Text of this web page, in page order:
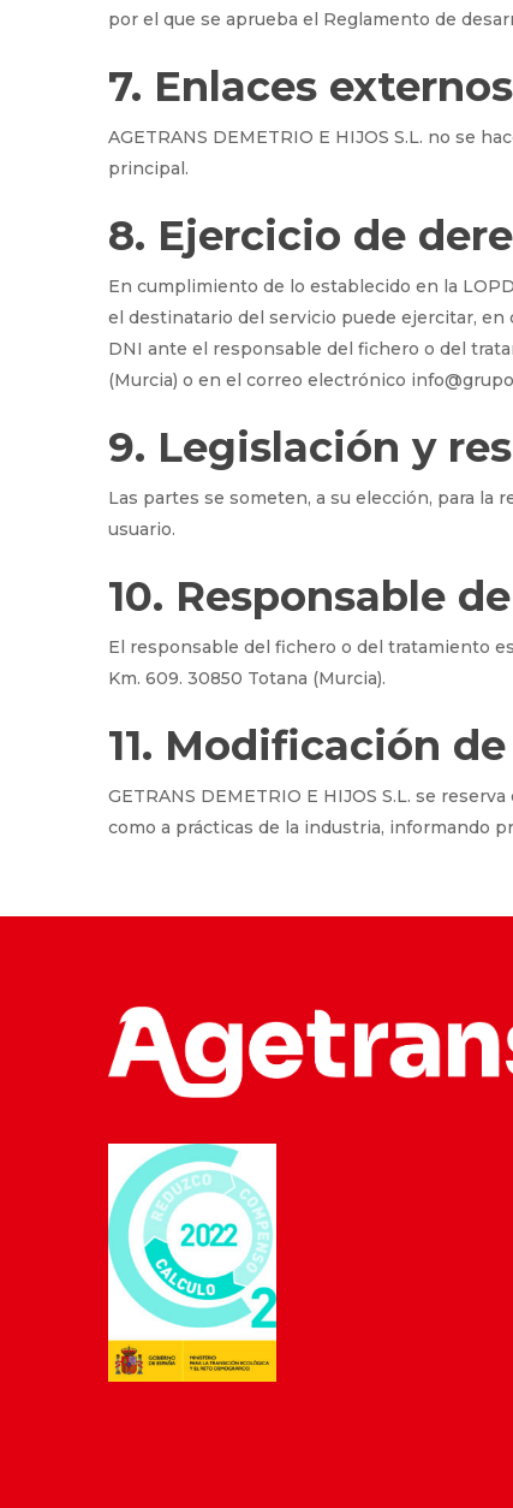
por el que se aprueba el Reglamento de
7. Enlaces externos
AGETRANS DEMETRIO E HIJOS S.L. no se
principal.
8. Ejercicio de
En cumplimiento de lo establecido en la
el destinatario del servicio puede ejercitar,
DNI ante el responsable del fichero o del
(Murcia) o en el correo electrónico
9. Legislación y
Las partes se someten, a su elección, para
usuario.
10. Responsable
El responsable del fichero o del tratamiento
Km. 609. 30850 Totana (Murcia).
11. Modificación
GETRANS DEMETRIO E HIJOS S.L. se
como a prácticas de la industria, informando